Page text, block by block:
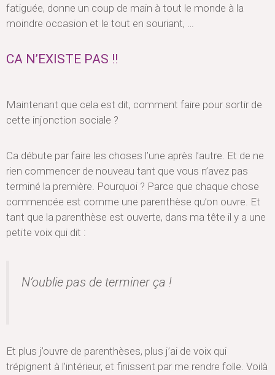
fatiguée, donne un coup de main à tout le monde à la
moindre occasion et le tout en souriant, …
CA N’EXISTE PAS !!
Maintenant que cela est dit, comment faire pour sortir de
cette injonction sociale ?
Ca débute par faire les choses l’une après l’autre. Et de ne
rien commencer de nouveau tant que vous n’avez pas
terminé la première. Pourquoi ? Parce que chaque chose
commencée est comme une parenthèse qu’on ouvre. Et
tant que la parenthèse est ouverte, dans ma tête il y a une
petite voix qui dit :
N’oublie pas de terminer ça !
Et plus j’ouvre de parenthèses, plus j’ai de voix qui
trépignent à l’intérieur, et finissent par me rendre folle. Voilà